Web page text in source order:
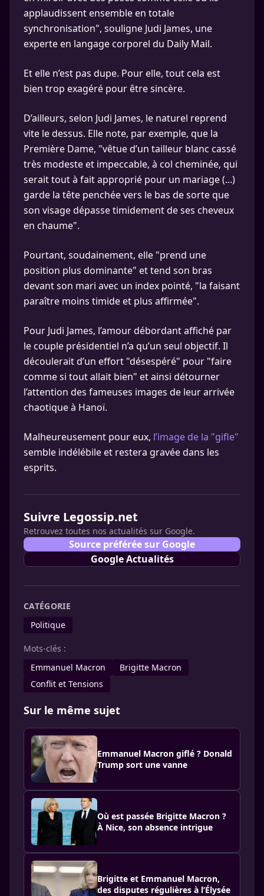
applaudissent ensemble en totale
synchronisation", souligne Judi James, une
experte en langage corporel du Daily Mail.
Et elle n’est pas dupe. Pour elle, tout cela est
bien trop exagéré pour être sincère.
D’ailleurs, selon Judi James, le naturel reprend
vite le dessus. Elle note, par exemple, que la
Première Dame, "vêtue d’un tailleur blanc cassé
très modeste et impeccable, à col cheminée, qui
serait tout à fait approprié pour un mariage (...)
garde la tête penchée vers le bas de sorte que
son visage dépasse timidement de ses cheveux
en chaume".
Pourtant, soudainement, elle "prend une
position plus dominante" et tend son bras
devant son mari avec un index pointé, "la faisant
paraître moins timide et plus affirmée".
Pour Judi James, l’amour débordant affiché par
le couple présidentiel n’a qu’un seul objectif. Il
découlerait d’un effort "désespéré" pour "faire
comme si tout allait bien" et ainsi détourner
l’attention des fameuses images de leur arrivée
chaotique à Hanoï.
Malheureusement pour eux, l’image de la "gifle"
semble indélébile et restera gravée dans les
esprits.
Suivre Legossip.net
Retrouvez toutes nos actualités sur Google.
Source préférée sur Google
Google Actualités
CATÉGORIE
Politique
Mots-clés :
Emmanuel Macron
Brigitte Macron
Conflit et Tensions
Sur le même sujet
Emmanuel Macron giflé ? Donald
Trump sort une vanne
Où est passée Brigitte Macron ?
À Nice, son absence intrigue
Brigitte et Emmanuel Macron,
des disputes régulières à l’Élysée